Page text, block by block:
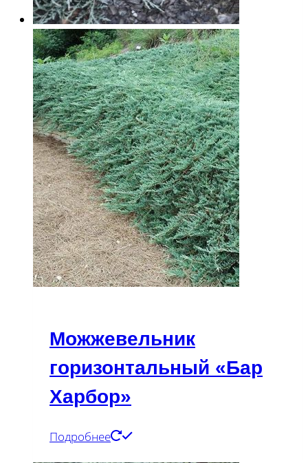
Можжевельник
горизонтальный «Бар
Харбор»
Подробнее